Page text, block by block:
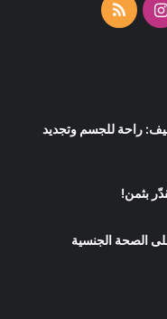
انستقرامملخص
راحة للجسم وتجديد
بثمن!
الصحة الجنسية